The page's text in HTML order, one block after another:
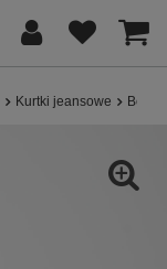
Kurtki jeansowe